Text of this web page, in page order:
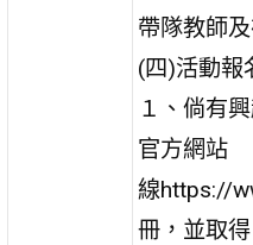
帶隊教師
(四)活動報
１、倘有
官方網站
線https://
冊，並取得